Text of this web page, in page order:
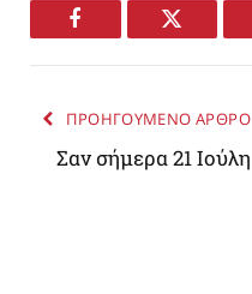
Facebook Twitter
ΠΡΟΗΓΟΥΜΕΝΟ ΑΡΘΡΟ
Σαν σήμερα 21 Ιούλη